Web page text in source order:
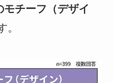
モチーフ（デザイ
。